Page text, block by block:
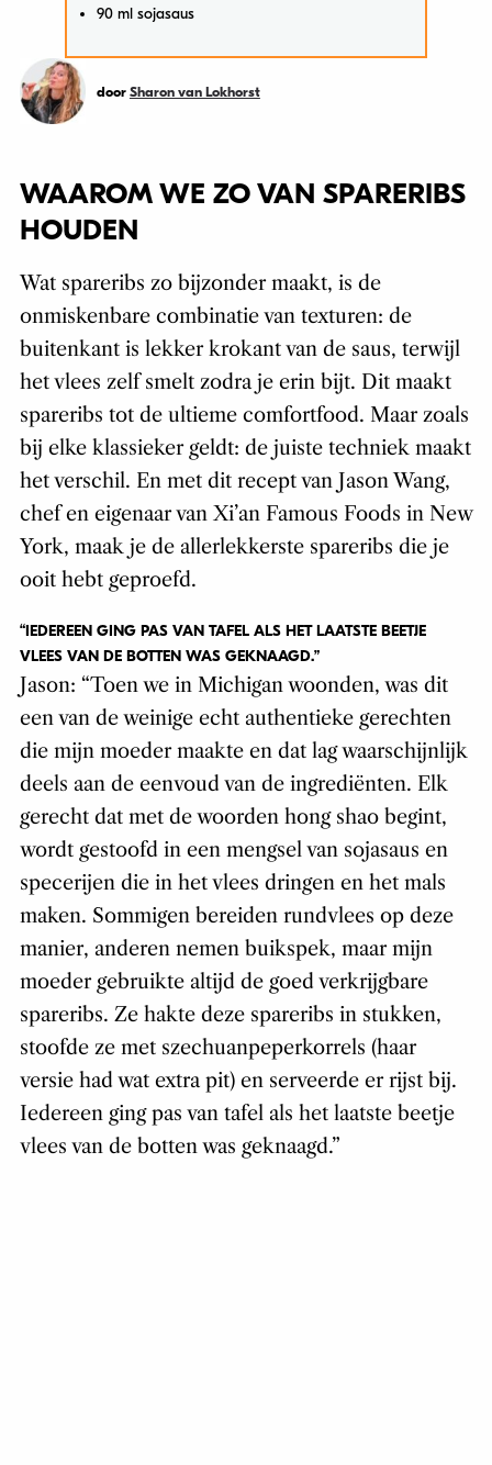
90 ml sojasaus
door Sharon van Lokhorst
WAAROM WE ZO VAN SPARERIBS
HOUDEN
Wat spareribs zo bijzonder maakt, is de
onmiskenbare combinatie van texturen: de
buitenkant is lekker krokant van de saus, terwijl
het vlees zelf smelt zodra je erin bijt. Dit maakt
spareribs tot de ultieme comfortfood. Maar zoals
bij elke klassieker geldt: de juiste techniek maakt
het verschil. En met dit recept van Jason Wang,
chef en eigenaar van Xi’an Famous Foods in New
York, maak je de allerlekkerste spareribs die je
ooit hebt geproefd.
“IEDEREEN GING PAS VAN TAFEL ALS HET LAATSTE BEETJE
VLEES VAN DE BOTTEN WAS GEKNAAGD.”
Jason: “Toen we in Michigan woonden, was dit
een van de weinige echt authentieke gerechten
die mijn moeder maakte en dat lag waarschijnlijk
deels aan de eenvoud van de ingrediënten. Elk
gerecht dat met de woorden hong shao begint,
wordt gestoofd in een mengsel van sojasaus en
specerijen die in het vlees dringen en het mals
maken. Sommigen bereiden rundvlees op deze
manier, anderen nemen buikspek, maar mijn
moeder gebruikte altijd de goed verkrijgbare
spareribs. Ze hakte deze spareribs in stukken,
stoofde ze met szechuanpeperkorrels (haar
versie had wat extra pit) en serveerde er rijst bij.
Iedereen ging pas van tafel als het laatste beetje
vlees van de botten was geknaagd.”